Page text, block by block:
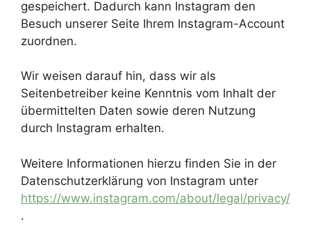
gespeichert. Dadurch kann Instagram den
Besuch unserer Seite Ihrem Instagram-Account
zuordnen.
Wir weisen darauf hin, dass wir als
Seitenbetreiber keine Kenntnis vom Inhalt der
übermittelten Daten sowie deren Nutzung
durch Instagram erhalten.
Weitere Informationen hierzu finden Sie in der
Datenschutzerklärung von Instagram unter
https://www.instagram.com/about/legal/privacy/
.